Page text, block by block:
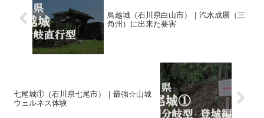
鳥越城（石川県白山市）｜汽水成層（三
角州）に出来た要害
七尾城①（石川県七尾市）｜最強☆山城
ウェルネス体験